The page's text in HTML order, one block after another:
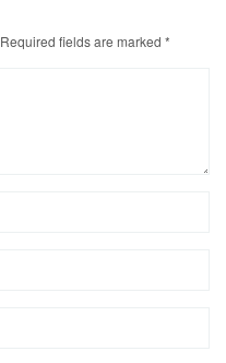
Required fields are marked *